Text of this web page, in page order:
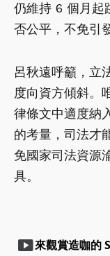
仍維持 6 個月起
否公平，不免引
呂秋遠呼籲，立
度向資方傾斜。
律條文中適度納
的考量，司法才
免國家司法資源
具。
smart_display來觀賞造咖的